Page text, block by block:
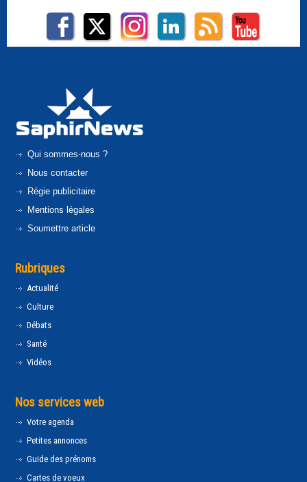
Qui sommes-nous ?
Nous contacter
Régie publicitaire
Mentions légales
Soumettre article
Rubriques
Actualité
Culture
Débats
Santé
Vidéos
Nos services web
Votre agenda
Petites annonces
Guide des prénoms
Cartes de voeux